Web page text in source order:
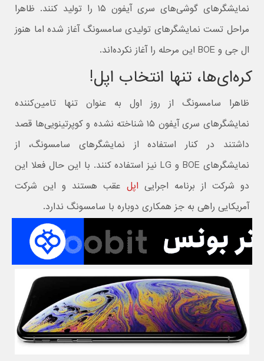
نمایشگرهای گوشی‌های سری آیفون ۱۵ را تولید کنند. ظاهرا
مراحل تست نمایشگرهای تولیدی سامسونگ آغاز شده اما هنوز
ال جی و BOE این مرحله را آغاز نکرده‌اند.
کره‌ای‌ها، تنها انتخاب اپل!
ظاهرا سامسونگ از روز اول به عنوان تنها تامین‌کننده
نمایشگرهای سری آیفون ۱۵ شناخته نشده و کوپرتینویی‌ها قصد
داشتند در کنار استفاده از نمایشگرهای سامسونگ، از
نمایشگرهای BOE و LG نیز استفاده کنند. با این حال فعلا این
دو شرکت از برنامه اجرایی اپل عقب هستند و این شرکت
آمریکایی راهی به جز همکاری دوباره با سامسونگ ندارد.